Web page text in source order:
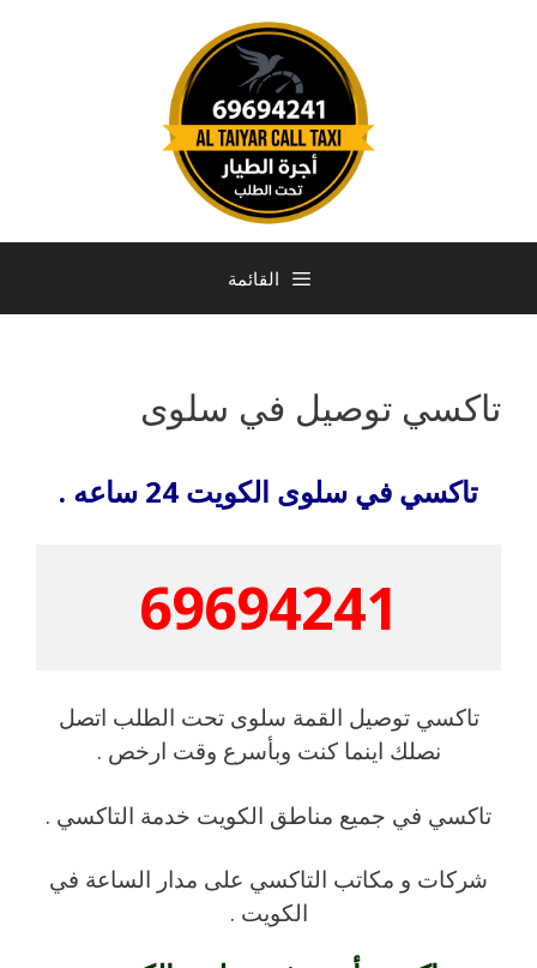
القائمة
تاكسي توصيل في سلوى
تاكسي في سلوى الكويت 24 ساعه .
69694241
تاكسي توصيل القمة سلوى تحت الطلب اتصل
نصلك اينما كنت وبأسرع وقت ارخص .
تاكسي في جميع مناطق الكويت خدمة التاكسي .
شركات و مكاتب التاكسي على مدار الساعة في
الكويت .